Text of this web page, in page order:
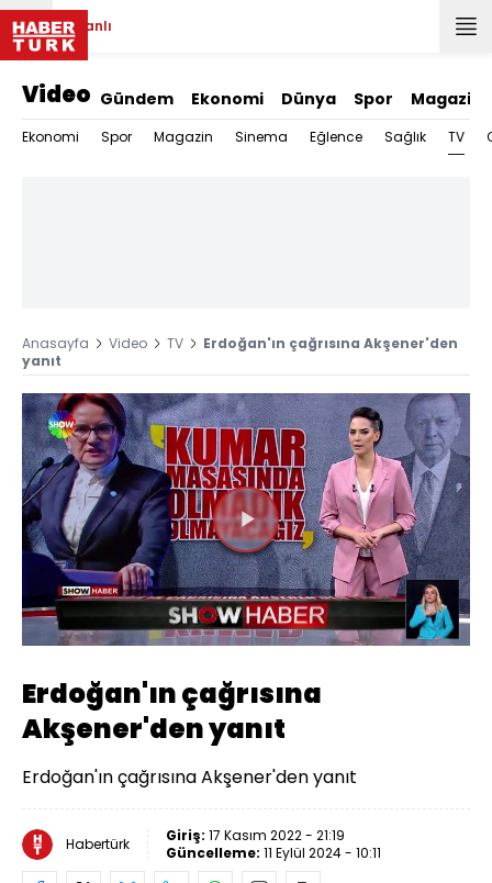
Canlı
Video Gündem Ekonomi Dünya Spor Magazin
Ekonomi Spor Magazin Sinema Eğlence Sağlık TV
Anasayfa Video TV
Erdoğan'ın çağrısına Akşener'den
yanıt
Videoyu
Oynat
Erdoğan'ın çağrısına
Akşener'den yanıt
Erdoğan'ın çağrısına Akşener'den yanıt
Habertürk Giriş: 17 Kasım 2022 - 21:19
Güncelleme: 11 Eylül 2024 - 10:11